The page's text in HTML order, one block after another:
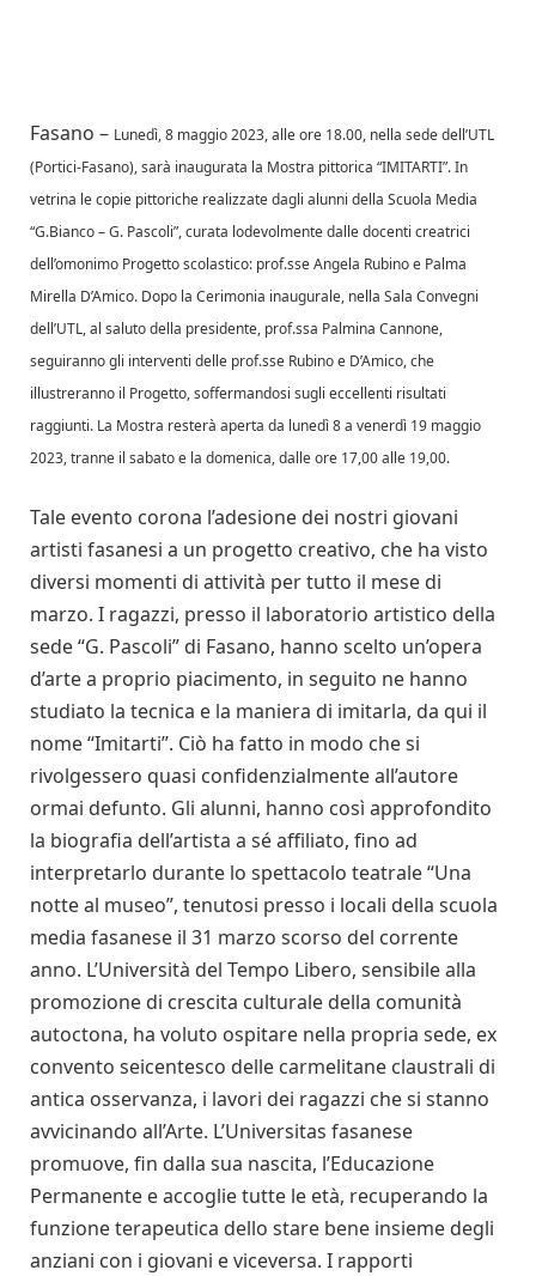
Fasano – Lunedì, 8 maggio 2023, alle ore 18.00, nella sede dell’UTL
(Portici-Fasano), sarà inaugurata la Mostra pittorica “IMITARTI”. In
vetrina le copie pittoriche realizzate dagli alunni della Scuola Media
“G.Bianco – G. Pascoli”, curata lodevolmente dalle docenti creatrici
dell’omonimo Progetto scolastico: prof.sse Angela Rubino e Palma
Mirella D’Amico. Dopo la Cerimonia inaugurale, nella Sala Convegni
dell’UTL, al saluto della presidente, prof.ssa Palmina Cannone,
seguiranno gli interventi delle prof.sse Rubino e D’Amico, che
illustreranno il Progetto, soffermandosi sugli eccellenti risultati
raggiunti. La Mostra resterà aperta da lunedì 8 a venerdì 19 maggio
2023, tranne il sabato e la domenica, dalle ore 17,00 alle 19,00.
Tale evento corona l’adesione dei nostri giovani
artisti fasanesi a un progetto creativo, che ha visto
diversi momenti di attività per tutto il mese di
marzo. I ragazzi, presso il laboratorio artistico della
sede “G. Pascoli” di Fasano, hanno scelto un’opera
d’arte a proprio piacimento, in seguito ne hanno
studiato la tecnica e la maniera di imitarla, da qui il
nome “Imitarti”. Ciò ha fatto in modo che si
rivolgessero quasi confidenzialmente all’autore
ormai defunto. Gli alunni, hanno così approfondito
la biografia dell’artista a sé affiliato, fino ad
interpretarlo durante lo spettacolo teatrale “Una
notte al museo”, tenutosi presso i locali della scuola
media fasanese il 31 marzo scorso del corrente
anno. L’Università del Tempo Libero, sensibile alla
promozione di crescita culturale della comunità
autoctona, ha voluto ospitare nella propria sede, ex
convento seicentesco delle carmelitane claustrali di
antica osservanza, i lavori dei ragazzi che si stanno
avvicinando all’Arte. L’Universitas fasanese
promuove, fin dalla sua nascita, l’Educazione
Permanente e accoglie tutte le età, recuperando la
funzione terapeutica dello stare bene insieme degli
anziani con i giovani e viceversa. I rapporti